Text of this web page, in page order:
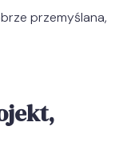
przemyślana,